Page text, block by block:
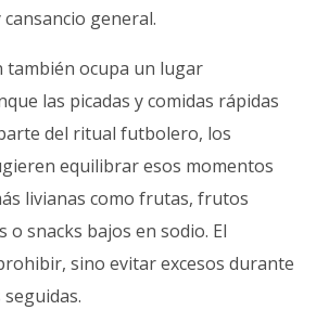
general.
también ocupa un lugar
las picadas y comidas rápidas
del ritual futbolero, los
equilibrar esos momentos
livianas como frutas, frutos
o snacks bajos en sodio. El
sino evitar excesos durante